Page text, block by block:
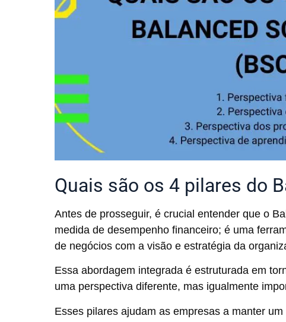
Quais são os 4 pilares do
Antes de prosseguir, é crucial entender que o
medida de desempenho financeiro; é uma
de negócios com a visão e estratégia da
Essa abordagem integrada é estruturada em
uma perspectiva diferente, mas igualmente
Esses pilares ajudam as empresas a manter